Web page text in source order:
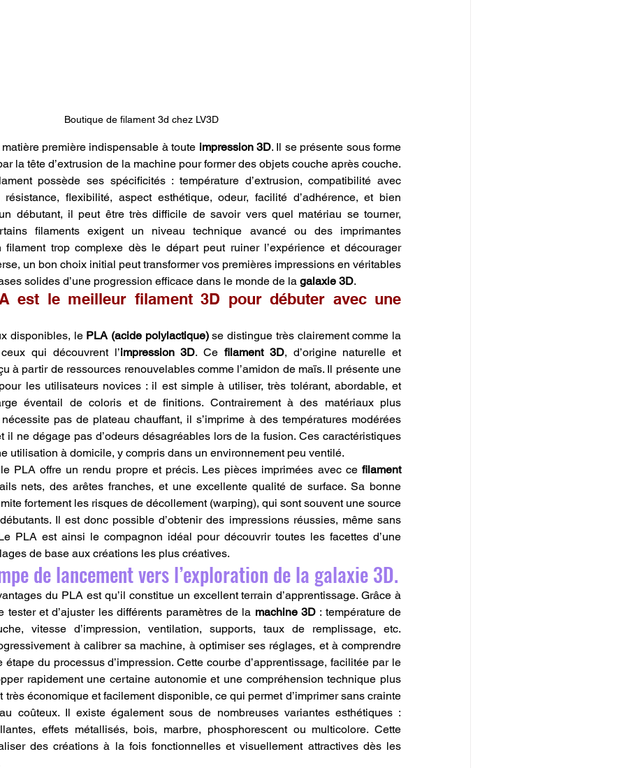
Boutique de filament 3d chez LV3D
première indispensable à toute impression 3D. Il se présente sous forme
la tête d’extrusion de la machine pour former des objets couche après couche.
possède ses spécificités : température d’extrusion, compatibilité avec
résistance, flexibilité, aspect esthétique, odeur, facilité d’adhérence, et bien
débutant, il peut être très difficile de savoir vers quel matériau se tourner,
filaments exigent un niveau technique avancé ou des imprimantes
filament trop complexe dès le départ peut ruiner l’expérience et décourager
un bon choix initial peut transformer vos premières impressions en véritables
solides d’une progression efficace dans le monde de la galaxie 3D.
est le meilleur filament 3D pour débuter avec une
disponibles, le PLA (acide polylactique) se distingue très clairement comme la
qui découvrent l’impression 3D. Ce filament 3D, d’origine naturelle et
à partir de ressources renouvelables comme l’amidon de maïs. Il présente une
les utilisateurs novices : il est simple à utiliser, très tolérant, abordable, et
éventail de coloris et de finitions. Contrairement à des matériaux plus
pas de plateau chauffant, il s’imprime à des températures modérées
il ne dégage pas d’odeurs désagréables lors de la fusion. Ces caractéristiques
utilisation à domicile, y compris dans un environnement peu ventilé.
PLA offre un rendu propre et précis. Les pièces imprimées avec ce filament
nets, des arêtes franches, et une excellente qualité de surface. Sa bonne
fortement les risques de décollement (warping), qui sont souvent une source
Il est donc possible d’obtenir des impressions réussies, même sans
de base aux créations les plus créatives.
de lancement vers l’exploration de la galaxie 3D.
du PLA est qu’il constitue un excellent terrain d’apprentissage. Grâce à
tester et d’ajuster les différents paramètres de la machine 3D : température de
vitesse d’impression, ventilation, supports, taux de remplissage, etc.
à calibrer sa machine, à optimiser ses réglages, et à comprendre
du processus d’impression. Cette courbe d’apprentissage, facilitée par le
rapidement une certaine autonomie et une compréhension technique plus
très économique et facilement disponible, ce qui permet d’imprimer sans crainte
coûteux. Il existe également sous de nombreuses variantes esthétiques :
effets métallisés, bois, marbre, phosphorescent ou multicolore. Cette
des créations à la fois fonctionnelles et visuellement attractives dès les